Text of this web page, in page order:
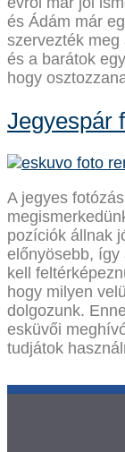
és Ádám már
szervezték meg
és a barátok
hogy
Jegyespár
A jegyes
pozíciók állnak
előnyösebb, így
kell
hogy milyen
dolgozunk.
esküvői
tudjátok